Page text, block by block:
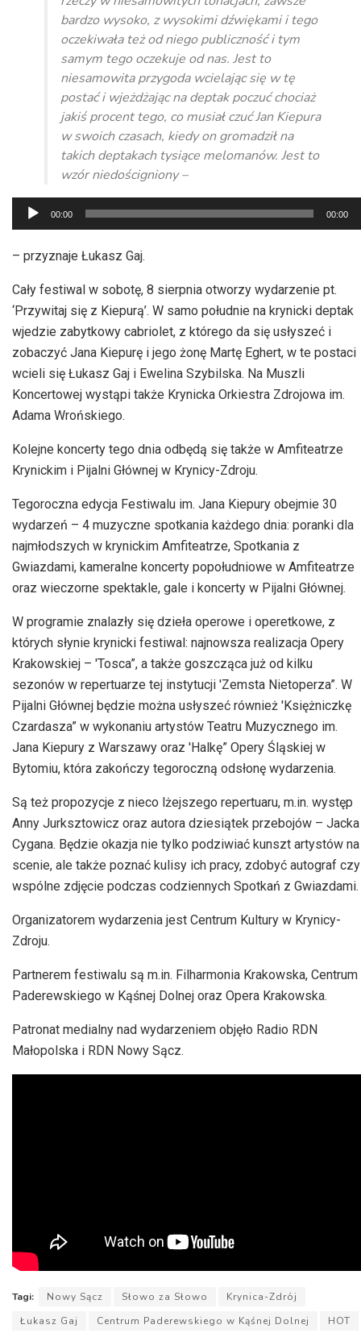
bardzo wysoko, z wysokimi dźwiękami i tego
oczekiwała też od niego publiczność i tym
samym tego oczekuje od nas. Jest to
niesamowita przygoda wcielając się w tę
postać i wjeżdżając na deptak poczuć chociaż
jakiś procent tego, co musiał czuć Jan Kiepura
w swoich czasach, kiedy on gromadził na
takich deptakach tysiące melomanów. Jest to
wzór niedościgniony –
Odtwarzacz
plików
dźwiękowych
00:00 00:00
– przyznaje Łukasz Gaj.
Cały festiwal w sobotę, 8 sierpnia otworzy wydarzenie pt.
‘Przywitaj się z Kiepurą’. W samo południe na krynicki deptak
wjedzie zabytkowy cabriolet, z którego da się usłyszeć i
zobaczyć Jana Kiepurę i jego żonę Martę Eghert, w te postaci
wcieli się Łukasz Gaj i Ewelina Szybilska. Na Muszli
Koncertowej wystąpi także Krynicka Orkiestra Zdrojowa im.
Adama Wrońskiego.
Kolejne koncerty tego dnia odbędą się także w Amfiteatrze
Krynickim i Pijalni Głównej w Krynicy-Zdroju.
Tegoroczna edycja Festiwalu im. Jana Kiepury obejmie 30
wydarzeń – 4 muzyczne spotkania każdego dnia: poranki dla
najmłodszych w krynickim Amfiteatrze, Spotkania z
Gwiazdami, kameralne koncerty popołudniowe w Amfiteatrze
oraz wieczorne spektakle, gale i koncerty w Pijalni Głównej.
W programie znalazły się dzieła operowe i operetkowe, z
których słynie krynicki festiwal: najnowsza realizacja Opery
Krakowskiej – 'Tosca”, a także goszcząca już od kilku
sezonów w repertuarze tej instytucji 'Zemsta Nietoperza”. W
Pijalni Głównej będzie można usłyszeć również 'Księżniczkę
Czardasza” w wykonaniu artystów Teatru Muzycznego im.
Jana Kiepury z Warszawy oraz 'Halkę” Opery Śląskiej w
Bytomiu, która zakończy tegoroczną odsłonę wydarzenia.
Są też propozycje z nieco lżejszego repertuaru, m.in. występ
Anny Jurksztowicz oraz autora dziesiątek przebojów – Jacka
Cygana. Będzie okazja nie tylko podziwiać kunszt artystów na
scenie, ale także poznać kulisy ich pracy, zdobyć autograf czy
wspólne zdjęcie podczas codziennych Spotkań z Gwiazdami.
Organizatorem wydarzenia jest Centrum Kultury w Krynicy-
Zdroju.
Partnerem festiwalu są m.in. Filharmonia Krakowska, Centrum
Paderewskiego w Kąśnej Dolnej oraz Opera Krakowska.
Patronat medialny nad wydarzeniem objęło Radio RDN
Małopolska i RDN Nowy Sącz.
Tagi: Nowy Sącz Słowo za Słowo
Krynica-Zdrój
Łukasz Gaj
Centrum Paderewskiego w Kąśnej Dolnej
HOT